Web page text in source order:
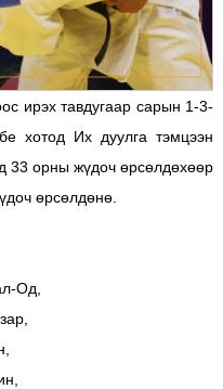
ирэх тавдугаар сарын 1-3-
хотод Их дуулга тэмцээн
33 орны жүдоч өрсөлдөхөөр
өрсөлдөнө.
Од,